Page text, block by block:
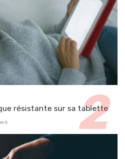
résistante sur sa tablette